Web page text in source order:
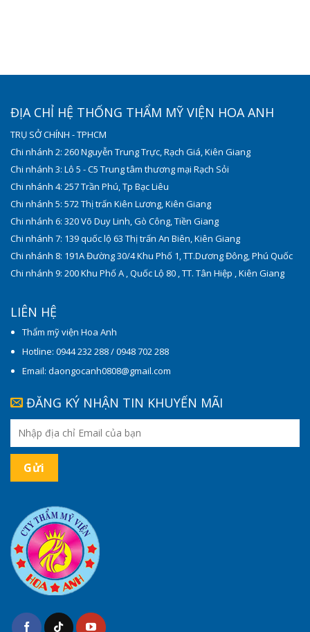
ĐỊA CHỈ HỆ THỐNG THẨM MỸ VIỆN HOA ANH
TRỤ SỞ CHÍNH - TPHCM
Chi nhánh 2: 260 Nguyễn Trung Trực, Rạch Giá, Kiên Giang
Chi nhánh 3: Lô 5 - C5 Trung tâm thương mại Rạch Sỏi
Chi nhánh 4: 257 Trần Phú, Tp Bạc Liêu
Chi nhánh 5: 572 Thị trấn Kiên Lương, Kiên Giang
Chi nhánh 6: 320 Võ Duy Linh, Gò Công, Tiền Giang
Chi nhánh 7: 139 quốc lộ 63 Thị trấn An Biên, Kiên Giang
Chi nhánh 8: 191A Đường 30/4 Khu Phố 1, TT.Dương Đông, Phú Quốc
Chi nhánh 9: 200 Khu Phố A , Quốc Lộ 80 , TT. Tân Hiệp , Kiên Giang
LIÊN HỆ
Thẩm mỹ viện Hoa Anh
Hotline: 0944 232 288 / 0948 702 288
Email: daongocanh0808@gmail.com
ĐĂNG KÝ NHẬN TIN KHUYẾN MÃI